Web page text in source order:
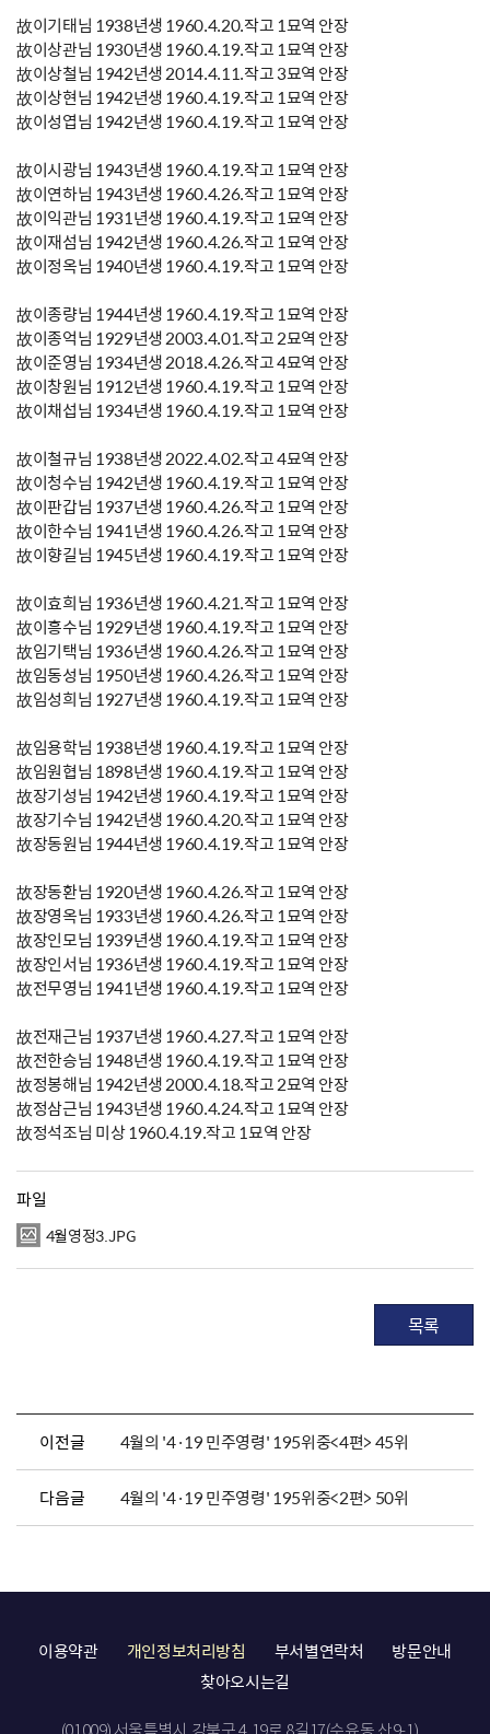
故이기태님 1938년생 1960.4.20.작고 1묘역 안장
故이상관님 1930년생 1960.4.19.작고 1묘역 안장
故이상철님 1942년생 2014.4.11.작고 3묘역 안장
故이상현님 1942년생 1960.4.19.작고 1묘역 안장
故이성엽님 1942년생 1960.4.19.작고 1묘역 안장
故이시광님 1943년생 1960.4.19.작고 1묘역 안장
故이연하님 1943년생 1960.4.26.작고 1묘역 안장
故이익관님 1931년생 1960.4.19.작고 1묘역 안장
故이재섬님 1942년생 1960.4.26.작고 1묘역 안장
故이정옥님 1940년생 1960.4.19.작고 1묘역 안장
故이종량님 1944년생 1960.4.19.작고 1묘역 안장
故이종억님 1929년생 2003.4.01.작고 2묘역 안장
故이준영님 1934년생 2018.4.26.작고 4묘역 안장
故이창원님 1912년생 1960.4.19.작고 1묘역 안장
故이채섭님 1934년생 1960.4.19.작고 1묘역 안장
故이철규님 1938년생 2022.4.02.작고 4묘역 안장
故이청수님 1942년생 1960.4.19.작고 1묘역 안장
故이판갑님 1937년생 1960.4.26.작고 1묘역 안장
故이한수님 1941년생 1960.4.26.작고 1묘역 안장
故이향길님 1945년생 1960.4.19.작고 1묘역 안장
故이효희님 1936년생 1960.4.21.작고 1묘역 안장
故이흥수님 1929년생 1960.4.19.작고 1묘역 안장
故임기택님 1936년생 1960.4.26.작고 1묘역 안장
故임동성님 1950년생 1960.4.26.작고 1묘역 안장
故임성희님 1927년생 1960.4.19.작고 1묘역 안장
故임용학님 1938년생 1960.4.19.작고 1묘역 안장
故임원협님 1898년생 1960.4.19.작고 1묘역 안장
故장기성님 1942년생 1960.4.19.작고 1묘역 안장
故장기수님 1942년생 1960.4.20.작고 1묘역 안장
故장동원님 1944년생 1960.4.19.작고 1묘역 안장
故장동환님 1920년생 1960.4.26.작고 1묘역 안장
故장영옥님 1933년생 1960.4.26.작고 1묘역 안장
故장인모님 1939년생 1960.4.19.작고 1묘역 안장
故장인서님 1936년생 1960.4.19.작고 1묘역 안장
故전무영님 1941년생 1960.4.19.작고 1묘역 안장
故전재근님 1937년생 1960.4.27.작고 1묘역 안장
故전한승님 1948년생 1960.4.19.작고 1묘역 안장
故정봉해님 1942년생 2000.4.18.작고 2묘역 안장
故정삼근님 1943년생 1960.4.24.작고 1묘역 안장
故정석조님 미상 1960.4.19.작고 1묘역 안장
파일
4월영정3.JPG
목록
이전글 4월의 '4·19 민주영령' 195위중<4편> 45위
다음글 4월의 '4·19 민주영령' 195위중<2편> 50위
이용약관 개인정보처리방침 부서별연락처
방문안내
찾아오시는길